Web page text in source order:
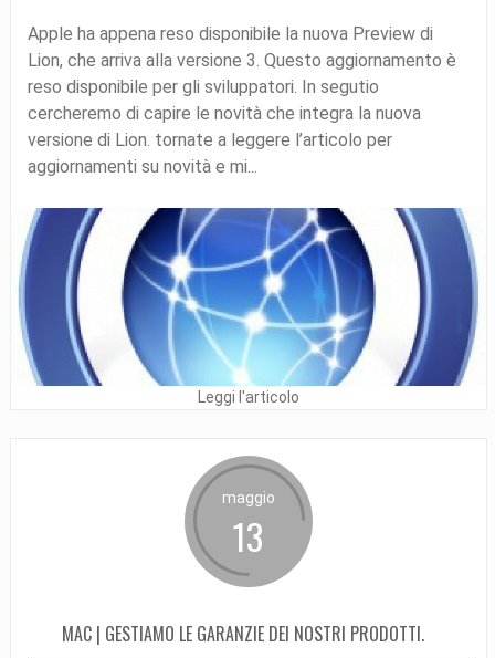
Apple ha appena reso disponibile la nuova Preview di
Lion, che arriva alla versione 3. Questo aggiornamento è
reso disponibile per gli sviluppatori. In segutio
cercheremo di capire le novità che integra la nuova
versione di Lion. tornate a leggere l’articolo per
aggiornamenti su novità e mi...
Leggi l'articolo
maggio
13
MAC | GESTIAMO LE GARANZIE DEI NOSTRI PRODOTTI.